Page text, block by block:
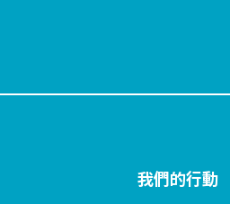
我們的行動